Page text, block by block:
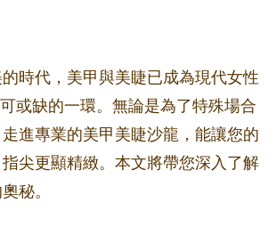
時代，美甲與美睫已成為現代女性
或缺的一環。無論是為了特殊場合
進專業的美甲美睫沙龍，能讓您的
尖更顯精緻。本文將帶您深入了解
秘。